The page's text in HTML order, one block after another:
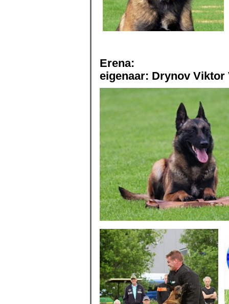
Erena:
eigenaar: Drynov